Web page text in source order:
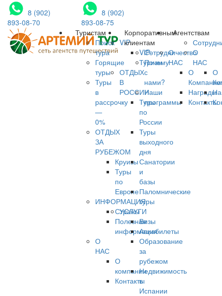
8 (902)
893-08-70
8 (902)
893-08-75
Туристам
Поиск
тура
Горящие
туры
Туры
в
рассрочку
—
0%
ОТДЫХ
ЗА
РУБЕЖОМ
Круизы
Туры
по
Европе
ИНФОРМАЦИЯ
Страны
Полезная
информация
О
НАС
О
компании
Контакты
VIP
VIP-
Туризм
ОТДЫХ
В
РОССИИ
Туры
по
России
Туры
выходного
дня
Санатории
и
базы
Паломнические
туры
УСЛУГИ
Визы
Авиабилеты
Образование
за
рубежом
Недвижимость
в
Испании
Корпоративным
клиентам
Сотрудничество
Почему
с
нами?
Наши
программы
О
НАС
О
Компании
Награды
Контакты
Агентствам
О
НАС
О